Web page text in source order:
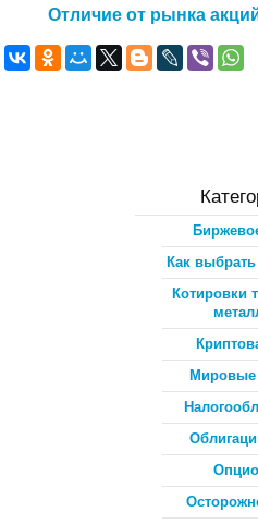
Отличие от рынка
Как
Котировки